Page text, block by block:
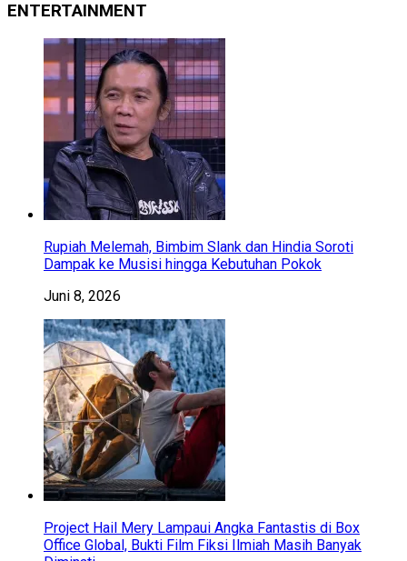
ENTERTAINMENT
Rupiah Melemah, Bimbim Slank dan Hindia Soroti
Dampak ke Musisi hingga Kebutuhan Pokok
Juni 8, 2026
Project Hail Mery Lampaui Angka Fantastis di Box
Office Global, Bukti Film Fiksi Ilmiah Masih Banyak